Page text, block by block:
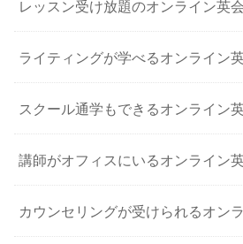
レッスン受け放題のオンライン英
ライティングが学べるオンライン
スクール通学もできるオンライン
講師がオフィスにいるオンライン
カウンセリングが受けられるオン